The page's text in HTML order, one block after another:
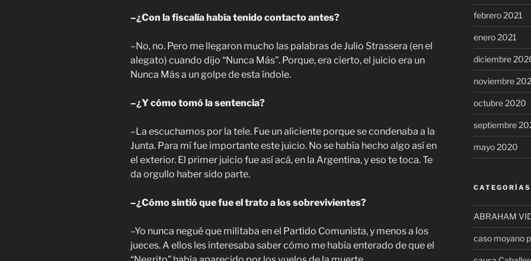
–¿Con la fiscalía había tenido contacto antes?
–No, no. Pero me llegaron mucho las palabras de Julio Strassera (en el
alegato) cuando dijo “Nunca Más”. Porque, era cierto, el juicio era un
Nunca Más a un golpe de esta índole.
–¿Y cómo tomó la sentencia?
–La escuchamos por la tele. Fue un aliciente porque se condenaba a la
Junta. Para mí fue importante este juicio. No se había hecho algo así en
el exterior. El primer juicio fue así acá, en la Argentina, y eso te toca. Te
da orgullo haber sido parte.
–¿Cómo sintió que fue el trato a los sobrevivientes?
–Yo nunca negué que militaba en el Partido Comunista, y menos a los
jueces. A ellos les interesaba saber cómo me había enterado de que el
febrero 2021
enero 2021
diciembre
noviembre
octubre 2020
septiembre
mayo 2020
CATEGORÍAS
ABRAHAM
caso moyano